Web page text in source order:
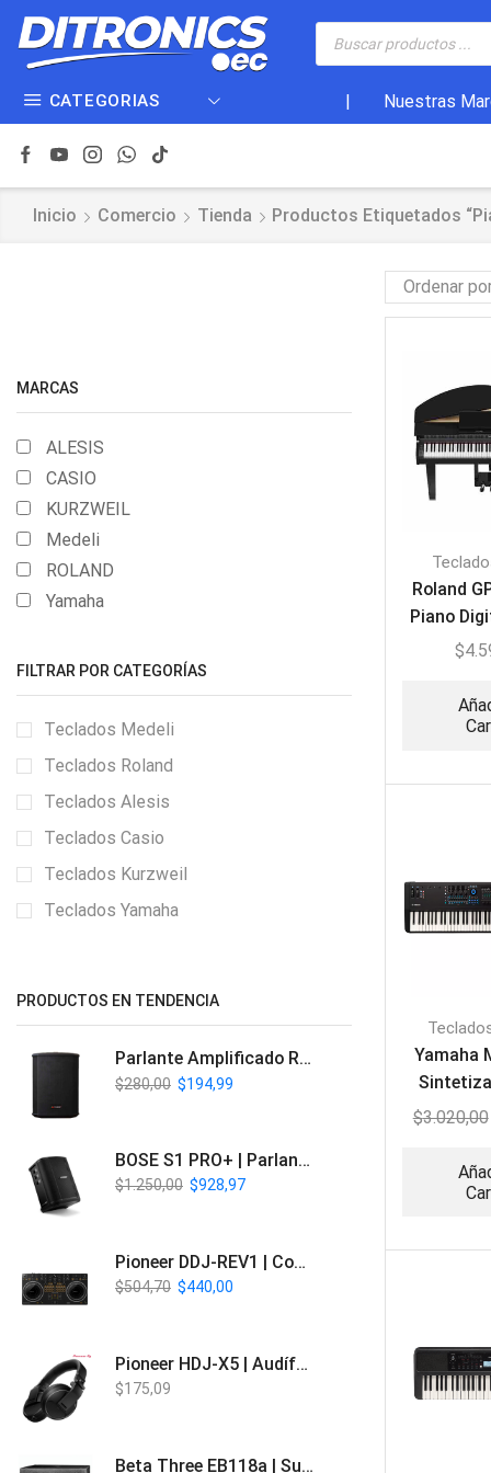
CATEGORIAS Nuestras
Inicio Comercio Tienda Productos Etiquetados
Roland
Piano
$
Yamaha
$3.020,00
MARCAS
ALESIS
CASIO
KURZWEIL
Medeli
ROLAND
Yamaha
FILTRAR POR CATEGORÍAS
Teclados Medeli
Teclados Roland
Teclados Alesis
Teclados Casio
Teclados Kurzweil
Teclados Yamaha
PRODUCTOS EN TENDENCIA
Parlante Amplificado Recargable BT | Italy Audio ITL-PRO11
$280,00 $194,99
BOSE S1 PRO+ | Parlante Profesional PA Inalámbrico
$1.250,00 $928,97
Pioneer DDJ-REV1 | Controlador DJ de 2 canales estilo Scratch
$504,70 $440,00
Pioneer HDJ-X5 | Audífonos para DJ
$175,09
Beta Three EB118a | Sub Bajo Activo